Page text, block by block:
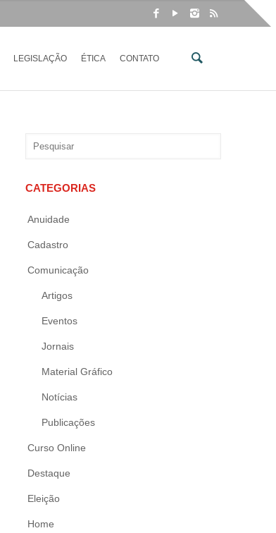
LEGISLAÇÃO ÉTICA CONTATO
CATEGORIAS
Anuidade
Cadastro
Comunicação
Artigos
Eventos
Jornais
Material Gráfico
Notícias
Publicações
Curso Online
Destaque
Eleição
Home